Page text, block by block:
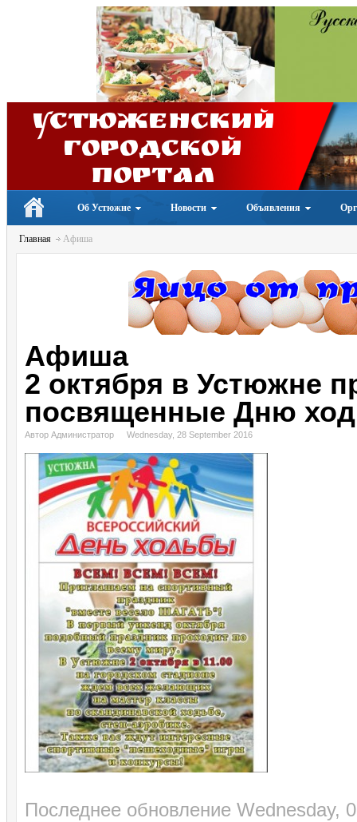
Устюженский
Городской
портал
Об Устюжне Новости Объявления
Главная Афиша
Афиша
2 октября в Устюжне
посвященные Дню
Автор Администратор Wednesday, 28 September 2016
Последнее обновление Wednesday,